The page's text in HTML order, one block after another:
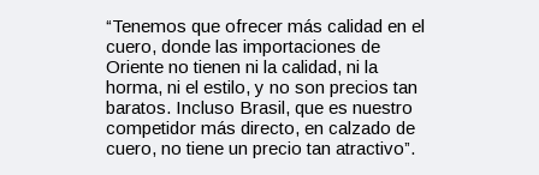
“Tenemos que ofrecer más calidad en el
cuero, donde las importaciones de
Oriente no tienen ni la calidad, ni la
horma, ni el estilo, y no son precios tan
baratos. Incluso Brasil, que es nuestro
competidor más directo, en calzado de
cuero, no tiene un precio tan atractivo”.